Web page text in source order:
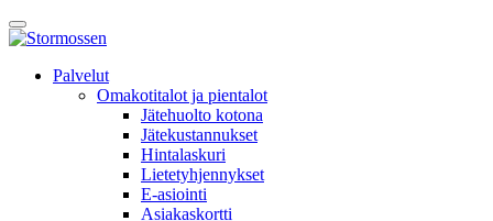
Skip
toAvaa
päävalikko
asiointiPalvelut
Omakotitalot ja pientalot
Jätehuolto kotona
Jätekustannukset
Hintalaskuri
Lietetyhjennykset
E-asiointi
Asiakaskortti